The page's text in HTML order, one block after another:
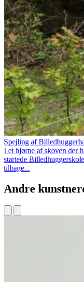
Spejling af
I et hjørne af skoven der
startede
tilbage...
Andre